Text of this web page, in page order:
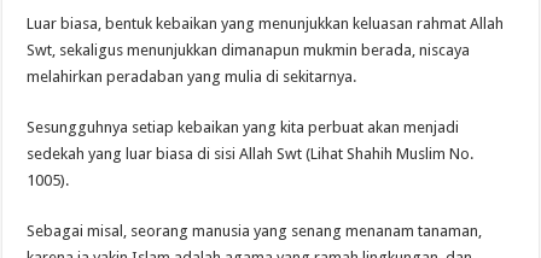
Luar biasa, bentuk kebaikan yang menunjukkan keluasan rahmat Allah
Swt, sekaligus menunjukkan dimanapun mukmin berada, niscaya
melahirkan peradaban yang mulia di sekitarnya.
Sesungguhnya setiap kebaikan yang kita perbuat akan menjadi
sedekah yang luar biasa di sisi Allah Swt (Lihat Shahih Muslim No.
1005).
Sebagai misal, seorang manusia yang senang menanam tanaman,